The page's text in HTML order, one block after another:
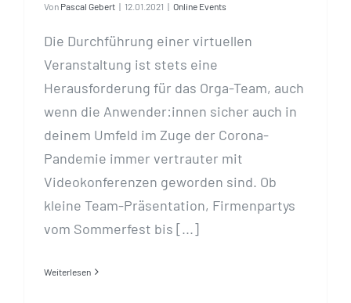
Von Pascal Gebert | 12.01.2021 | Online Events
Die Durchführung einer virtuellen
Veranstaltung ist stets eine
Herausforderung für das Orga-Team, auch
wenn die Anwender:innen sicher auch in
deinem Umfeld im Zuge der Corona-
Pandemie immer vertrauter mit
Videokonferenzen geworden sind. Ob
kleine Team-Präsentation, Firmenpartys
vom Sommerfest bis [...]
Weiterlesen